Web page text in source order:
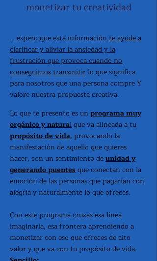
monetizar tu creatividad​
… espero que esta informaciónte ayude a
clarificar y aliviar la ansiedad y la
frustración que provoca cuando no
conseguimos transmitir lo que significa
para nosotros que una persona compre Y
valore nuestra propuesta creativa.
Lo que te presento es unprograma muy
orgánico y naturalque va alineada a tu
propósito de vida, provocando la
manifestación de aquello que quieres
hacer, con un sentimiento deunidad y
generando puentesque conectan con la
emoción de las personas que pagarían con
alegría y naturalmente lo que ofreces​.
Con este programa cruzas esa línea
imaginaria, esa frontera aprendiendo a
monetizar con eso que ofreces de alto
valor y que va con tu propósito de vida.